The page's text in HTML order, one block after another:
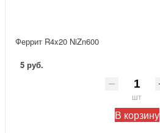
Феррит R4x20 NiZn600
5 руб.
шт
В корзину